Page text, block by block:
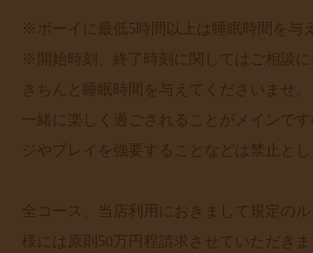
※ボーイに最低5時間以上は睡眠時間を与
※開始時刻、終了時刻に関してはご相談に
きちんと睡眠時間を与えてくださいませ。
一緒に楽しく過ごされることがメインで
ジやプレイを強要することなどは禁止とし
全コース、当店利用におきまして規定の
様には原則50万円程請求させていただき